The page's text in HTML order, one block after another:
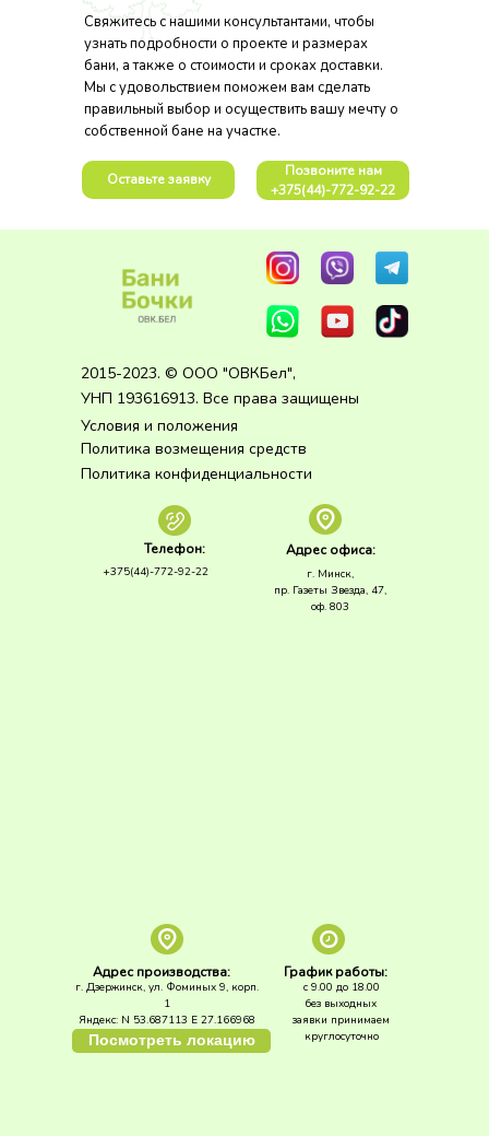
Позвоните нам
+375(44)-772-92-22
Оставьте заявку
Свяжитесь с нашими консультантами, чтобы
узнать подробности о проекте и размерах
бани, а также о стоимости и сроках доставки.
Мы с удовольствием поможем вам сделать
правильный выбор и осуществить вашу мечту о
собственной бане на участке.
2015-2023. © ООО "ОВКБел",
УНП 193616913. Все права защищены
Условия и положения
Политика конфиденциальности
Политика возмещения средств
Адрес офиса:
Телефон:
График работы:
с 9.00 до 18.00
без выходных
заявки принимаем
круглосуточно
Адрес производства:
г. Дзержинск, ул. Фоминых 9, корп.
1
Яндекс: N 53.687113 E 27.166968
Посмотреть локацию
г. Минск,
пр. Газеты Звезда, 47,
оф. 803
+375(44)-772-92-22